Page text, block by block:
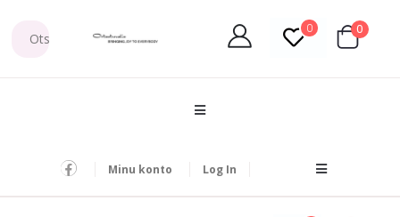
0 0
Minu konto Log In